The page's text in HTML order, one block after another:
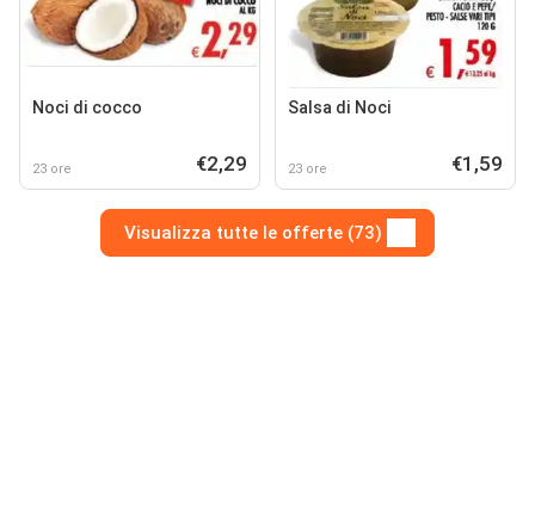
Noci di cocco
23 ore €2,29
Salsa di Noci
23 ore €1,59
Visualizza tutte le offerte (73)